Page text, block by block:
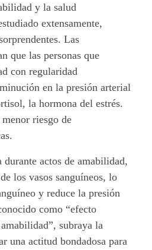
y la salud
extensamente,
Las
que las personas que
con regularidad
en la presión arterial
la hormona del estrés.
riesgo de
actos de amabilidad,
los vasos sanguíneos, lo
y reduce la presión
como “efecto
subraya la
una actitud bondadosa para